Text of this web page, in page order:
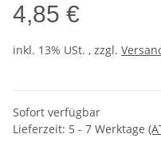
4,85 €
inkl. 13% USt. , zzgl.
Sofort verfügbar
Lieferzeit: 5 - 7 Werktage